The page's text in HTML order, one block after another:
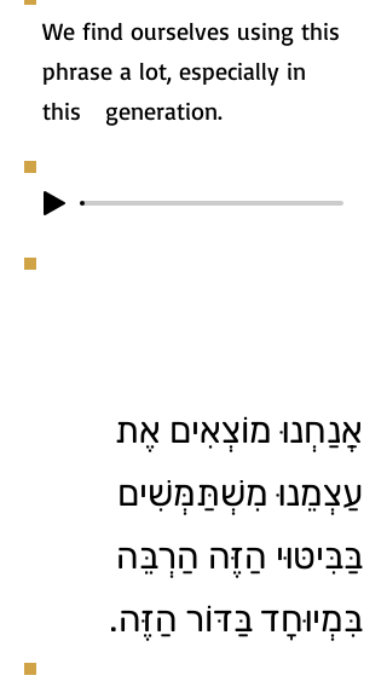
We find ourselves using this
phrase a lot, especially in
this generation.
אֲנַחְנוּ מוֹצְאִים אֶת
עַצְמֵנוּ מִשְׁתַּמְּשִׁים
בַּבִּיטּוּי הַזֶּה הַרְבֵּה
בִּמְיוּחָד בַּדּוֹר הַזֶּה.